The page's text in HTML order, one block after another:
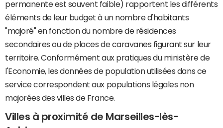
permanente est souvent faible) rapportent les différents
éléments de leur budget à un nombre d'habitants
"majoré" en fonction du nombre de résidences
secondaires ou de places de caravanes figurant sur leur
territoire. Conformément aux pratiques du ministère de
l'Economie, les données de population utilisées dans ce
service correspondent aux populations légales non
majorées des villes de France.
Villes à proximité de Marseilles-lès-